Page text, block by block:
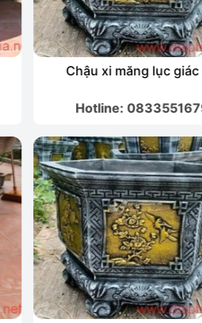
Chậu xi măng lục giác
Hotline: